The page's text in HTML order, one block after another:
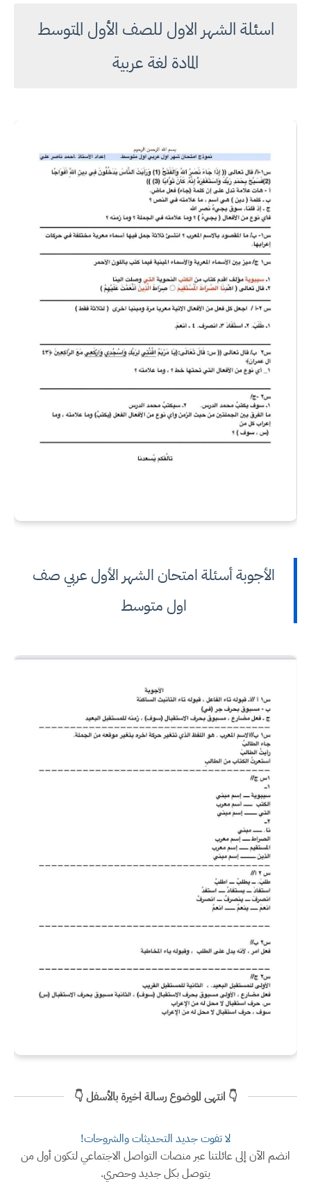
اسئلة الشهر الاول للصف الأول المتوسط
المادة لغة عربية
الأجوبة أسئلة امتحان الشهر الأول عربي صف
اول متوسط
👇 انتهى الموضوع رسالة اخيرة بالأسفل 👇
لا تفوت جديد التحديثات والشروحات!
انضم الآن إلى عائلتنا عبر منصات التواصل الاجتماعي لتكون أول من
يتوصل بكل جديد وحصري.